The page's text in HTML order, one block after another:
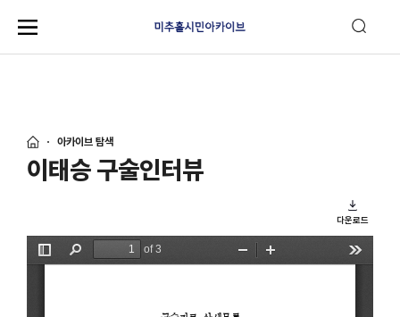
아카이브 탐색
이태승 구술인터뷰
다운로드